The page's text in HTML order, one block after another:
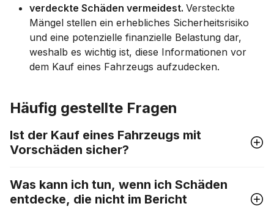
verdeckte Schäden vermeidest. Versteckte
Mängel stellen ein erhebliches Sicherheitsrisiko
und eine potenzielle finanzielle Belastung dar,
weshalb es wichtig ist, diese Informationen vor
dem Kauf eines Fahrzeugs aufzudecken.
Häufig gestellte Fragen
Ist der Kauf eines Fahrzeugs mit
Vorschäden sicher?
Was kann ich tun, wenn ich Schäden
entdecke, die nicht im Bericht